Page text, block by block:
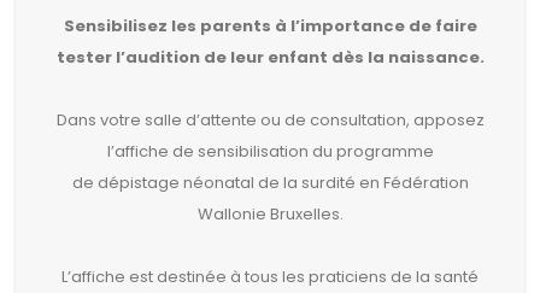
Sensibilisez les parents à l’importance de faire
tester l’audition de leur enfant dès la naissance.
Dans votre salle d’attente ou de consultation, apposez
l’affiche de sensibilisation du programme
de dépistage néonatal de la surdité en Fédération
Wallonie Bruxelles.
L’affiche est destinée à tous les praticiens de la santé